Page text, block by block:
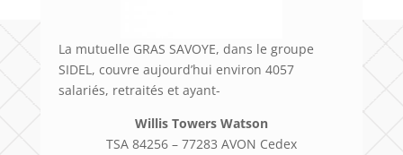
La mutuelle GRAS SAVOYE, dans le groupe
SIDEL, couvre aujourd’hui environ 4057
salariés, retraités et ayant-
Willis Towers Watson
TSA 84256 – 77283 AVON Cedex